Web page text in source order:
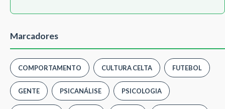
Marcadores
COMPORTAMENTO CULTURA CELTA FUTEBOL
GENTE PSICANÁLISE PSICOLOGIA